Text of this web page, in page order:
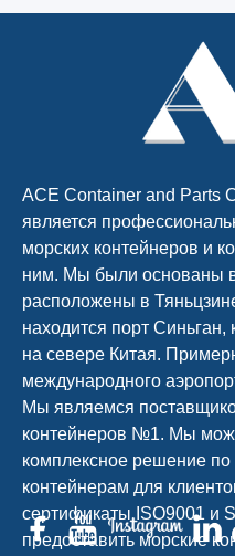
ACE Container and Parts
является
морских контейнеров и
ним. Мы были основаны в
расположены в
находится порт
на севере Китая.
международного
Мы являемся
контейнеров №1. Мы
комплексное решение по
контейнерам для
сертификаты ISO9001 и
предоставить морские